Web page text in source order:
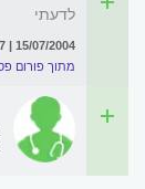
לדעתי
15/07/2004 | 17:07 | מאת: לילה
מתוך פורום